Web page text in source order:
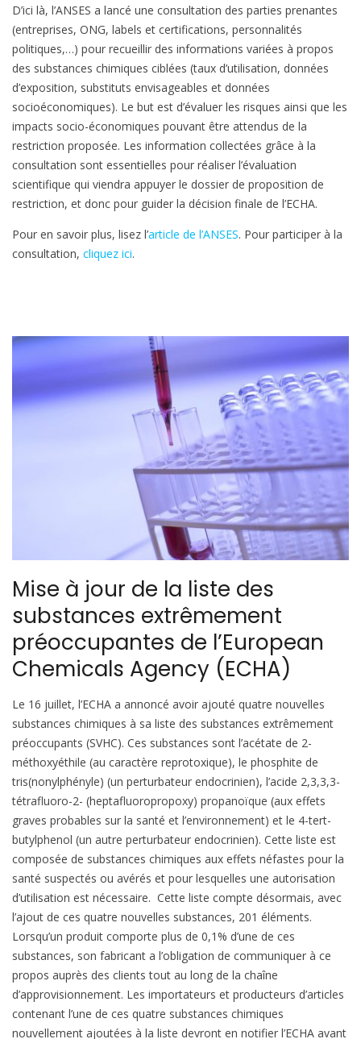
D’ici là, l’ANSES a lancé une consultation des parties prenantes
(entreprises, ONG, labels et certifications, personnalités
politiques,…) pour recueillir des informations variées à propos
des substances chimiques ciblées (taux d’utilisation, données
d’exposition, substituts envisageables et données
socioéconomiques). Le but est d’évaluer les risques ainsi que les
impacts socio-économiques pouvant être attendus de la
restriction proposée. Les information collectées grâce à la
consultation sont essentielles pour réaliser l’évaluation
scientifique qui viendra appuyer le dossier de proposition de
restriction, et donc pour guider la décision finale de l’ECHA.
Pour en savoir plus, lisez l’article de l’ANSES. Pour participer à la
consultation, cliquez ici.
Mise à jour de la liste des
substances extrêmement
préoccupantes de l’European
Chemicals Agency (ECHA)
Le 16 juillet, l’ECHA a annoncé avoir ajouté quatre nouvelles
substances chimiques à sa liste des substances extrêmement
préoccupants (SVHC). Ces substances sont l’acétate de 2-
méthoxyéthile (au caractère reprotoxique), le phosphite de
tris(nonylphényle) (un perturbateur endocrinien), l’acide 2,3,3,3-
tétrafluoro-2- (heptafluoropropoxy) propanoïque (aux effets
graves probables sur la santé et l’environnement) et le 4-tert-
butylphenol (un autre perturbateur endocrinien). Cette liste est
composée de substances chimiques aux effets néfastes pour la
santé suspectés ou avérés et pour lesquelles une autorisation
d’utilisation est nécessaire. Cette liste compte désormais, avec
l’ajout de ces quatre nouvelles substances, 201 éléments.
Lorsqu’un produit comporte plus de 0,1% d’une de ces
substances, son fabricant a l’obligation de communiquer à ce
propos auprès des clients tout au long de la chaîne
d’approvisionnement. Les importateurs et producteurs d’articles
contenant l’une de ces quatre substances chimiques
nouvellement ajoutées à la liste devront en notifier l’ECHA avant